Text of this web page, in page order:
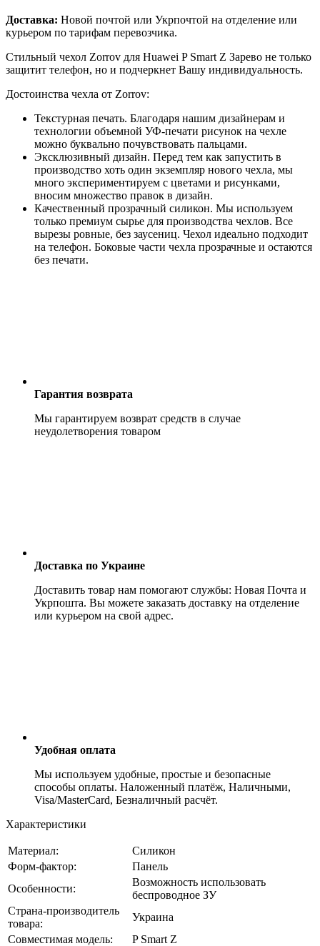
Доставка: Новой почтой или Укрпочтой на отделение или
курьером по тарифам перевозчика.
Стильный чехол Zorrov для Huawei P Smart Z Зарево не только
защитит телефон, но и подчеркнет Вашу индивидуальность.
Достоинства чехла от Zorrov:
Текстурная печать. Благодаря нашим дизайнерам и
технологии объемной УФ-печати рисунок на чехле
можно буквально почувствовать пальцами.
Эксклюзивный дизайн. Перед тем как запустить в
производство хоть один экземпляр нового чехла, мы
много экспериментируем с цветами и рисунками,
вносим множество правок в дизайн.
Качественный прозрачный силикон. Мы используем
только премиум сырье для производства чехлов. Все
вырезы ровные, без заусениц. Чехол идеально подходит
на телефон. Боковые части чехла прозрачные и остаются
без печати.
Гарантия возврата
Мы гарантируем возврат средств в случае
неудолетворения товаром
Доставка по Украине
Доставить товар нам помогают службы: Новая Почта и
Укрпошта. Вы можете заказать доставку на отделение
или курьером на свой адрес.
Удобная оплата
Мы используем удобные, простые и безопасные
способы оплаты. Наложенный платёж, Наличными,
Visa/MasterCard, Безналичный расчёт.
Характеристики
Материал:
Силикон
Форм-фактор:
Панель
Особенности:
Возможность использовать
беспроводное ЗУ
Страна-производитель
товара:
Украина
Совместимая модель:
P Smart Z